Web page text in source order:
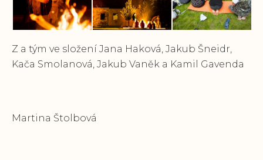
Z a tým ve složení Jana Haková, Jakub Šneidr,
Kača Smolanová, Jakub Vaněk a Kamil Gavenda
Martina Štolbová